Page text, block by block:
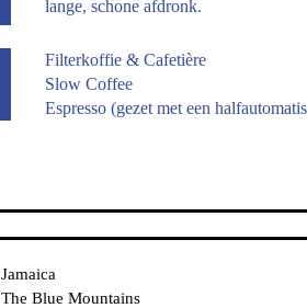
lange, schone afdronk.
Filterkoffie & Cafetière
Slow Coffee
Espresso (gezet met een
Jamaica
The Blue Mountains